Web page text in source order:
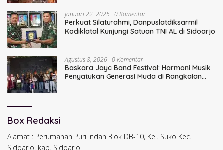
Januari 22, 2025 0 Komentar
Perkuat Silaturahmi, Danpuslatdiksarmil
Kodiklatal Kunjungi Satuan TNI AL di Sidoarjo
Agustus 8, 2026 0 Komentar
Baskara Jaya Band Festival: Harmoni Musik
Penyatukan Generasi Muda di Rangkaian
Box Redaksi
Alamat : Perumahan Puri Indah Blok DB-10, Kel. Suko Kec.
Sidoarjo, kab. Sidoarjo.